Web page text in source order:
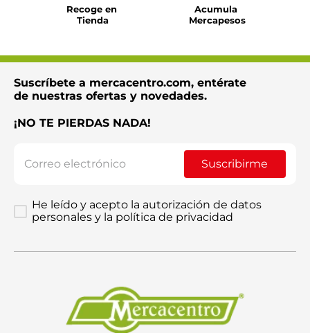
Enviar comentario
Recoge en
Tienda
Acumula
Mercapesos
Suscríbete a mercacentro.com, entérate
de nuestras ofertas y novedades.
¡NO TE PIERDAS NADA!
Suscribirme
He leído y acepto la autorización de datos
personales y la política de privacidad